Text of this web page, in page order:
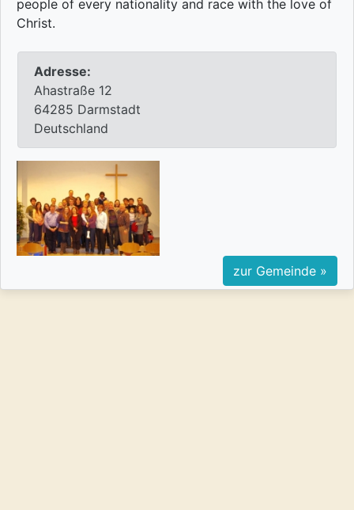
people of every nationality and race with the love of
Christ.
Adresse:
Ahastraße 12
64285 Darmstadt
Deutschland
zur Gemeinde »